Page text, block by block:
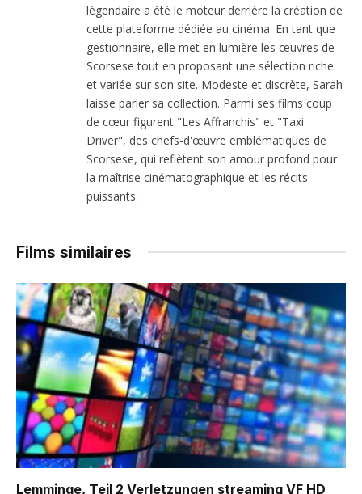
légendaire a été le moteur derrière la création de
cette plateforme dédiée au cinéma. En tant que
gestionnaire, elle met en lumière les œuvres de
Scorsese tout en proposant une sélection riche
et variée sur son site. Modeste et discrète, Sarah
laisse parler sa collection. Parmi ses films coup
de cœur figurent "Les Affranchis" et "Taxi
Driver", des chefs-d'œuvre emblématiques de
Scorsese, qui reflètent son amour profond pour
la maîtrise cinématographique et les récits
puissants.
Films similaires
Lemminge, Teil 2 Verletzungen streaming VF HD